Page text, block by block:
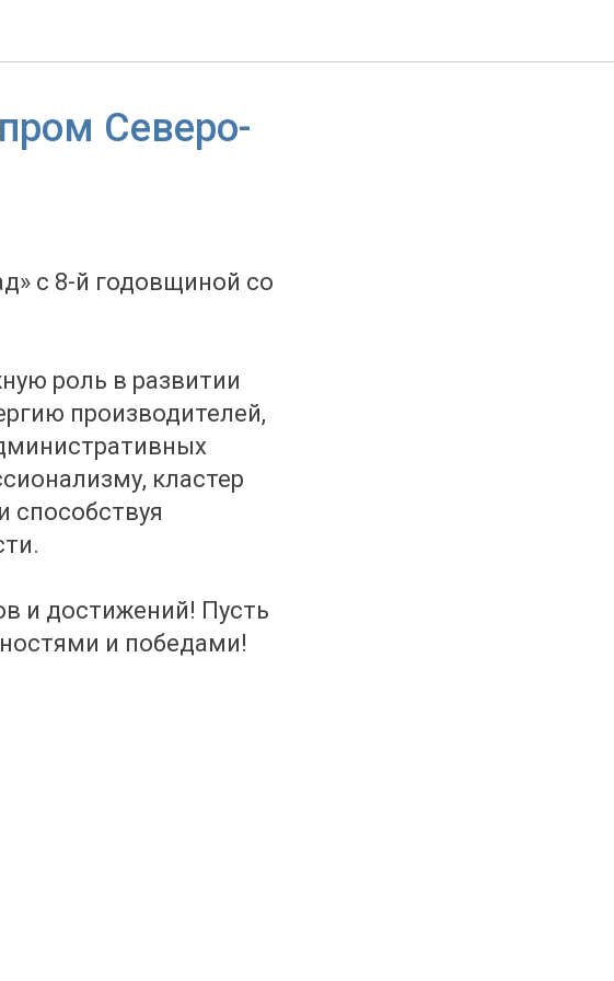
Северо-
с 8-й годовщиной со
роль в развитии
производителей,
кластер
способствуя
и достижений! Пусть
и победами!